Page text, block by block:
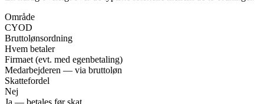
Område
CYOD
Bruttolønsordning
Hvem betaler
Firmaet (evt. med egenbetaling)
Medarbejderen — via bruttoløn
Skattefordel
Nej
Ja — betales før skat